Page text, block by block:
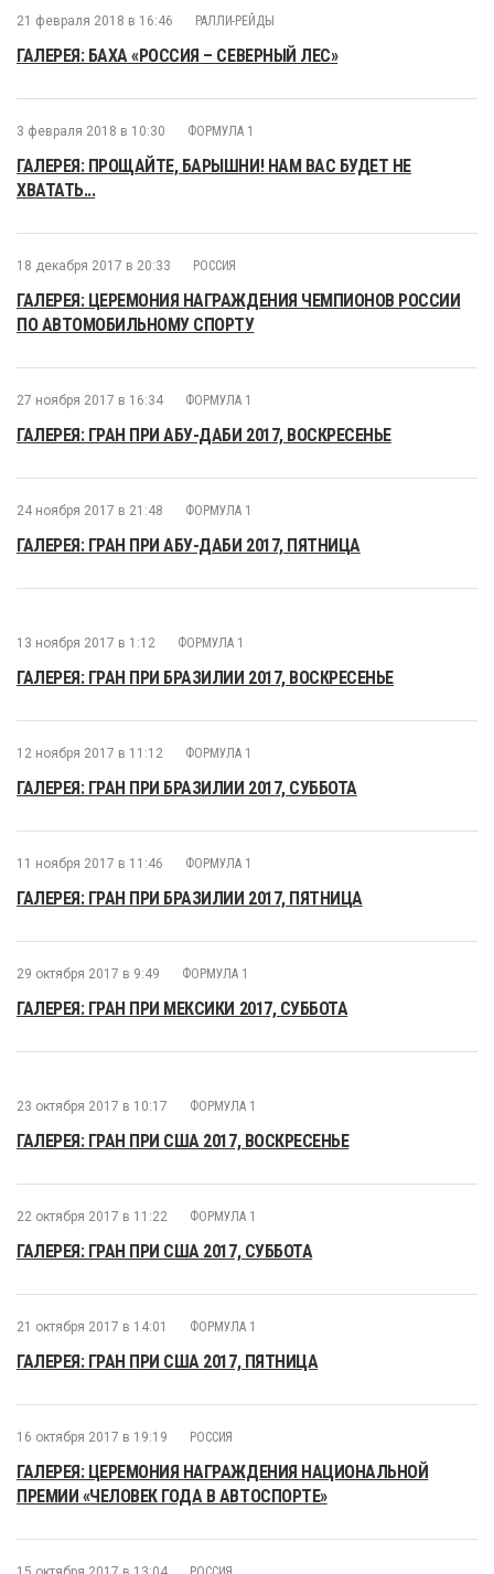
21 февраля 2018 в 16:46 РАЛЛИ-РЕЙДЫ
ГАЛЕРЕЯ: БАХА «РОССИЯ – СЕВЕРНЫЙ ЛЕС»
3 февраля 2018 в 10:30 ФОРМУЛА 1
ГАЛЕРЕЯ: ПРОЩАЙТЕ, БАРЫШНИ! НАМ ВАС БУДЕТ НЕ
ХВАТАТЬ...
18 декабря 2017 в 20:33 РОССИЯ
ГАЛЕРЕЯ: ЦЕРЕМОНИЯ НАГРАЖДЕНИЯ ЧЕМПИОНОВ РОССИИ
ПО АВТОМОБИЛЬНОМУ СПОРТУ
27 ноября 2017 в 16:34 ФОРМУЛА 1
ГАЛЕРЕЯ: ГРАН ПРИ АБУ-ДАБИ 2017, ВОСКРЕСЕНЬЕ
24 ноября 2017 в 21:48 ФОРМУЛА 1
ГАЛЕРЕЯ: ГРАН ПРИ АБУ-ДАБИ 2017, ПЯТНИЦА
13 ноября 2017 в 1:12 ФОРМУЛА 1
ГАЛЕРЕЯ: ГРАН ПРИ БРАЗИЛИИ 2017, ВОСКРЕСЕНЬЕ
12 ноября 2017 в 11:12 ФОРМУЛА 1
ГАЛЕРЕЯ: ГРАН ПРИ БРАЗИЛИИ 2017, СУББОТА
11 ноября 2017 в 11:46 ФОРМУЛА 1
ГАЛЕРЕЯ: ГРАН ПРИ БРАЗИЛИИ 2017, ПЯТНИЦА
29 октября 2017 в 9:49 ФОРМУЛА 1
ГАЛЕРЕЯ: ГРАН ПРИ МЕКСИКИ 2017, СУББОТА
23 октября 2017 в 10:17 ФОРМУЛА 1
ГАЛЕРЕЯ: ГРАН ПРИ США 2017, ВОСКРЕСЕНЬЕ
22 октября 2017 в 11:22 ФОРМУЛА 1
ГАЛЕРЕЯ: ГРАН ПРИ США 2017, СУББОТА
21 октября 2017 в 14:01 ФОРМУЛА 1
ГАЛЕРЕЯ: ГРАН ПРИ США 2017, ПЯТНИЦА
16 октября 2017 в 19:19 РОССИЯ
ГАЛЕРЕЯ: ЦЕРЕМОНИЯ НАГРАЖДЕНИЯ НАЦИОНАЛЬНОЙ
ПРЕМИИ «ЧЕЛОВЕК ГОДА В АВТОСПОРТЕ»